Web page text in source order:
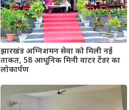
झारखंड अग्निशमन सेवा को मिली नई
ताकत, 58 आधुनिक मिनी वाटर टेंडर का
लोकार्पण